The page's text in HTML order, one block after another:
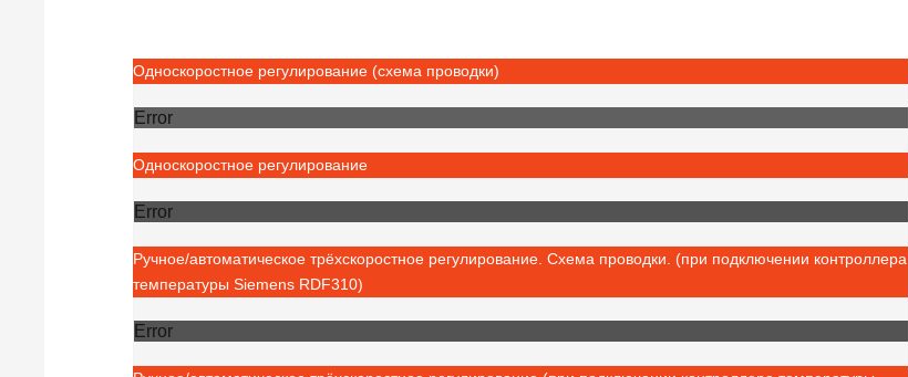
Односкоростное регулирование (схема проводки)
Error
Односкоростное регулирование
Error
Ручное/автоматическое трёхскоростное регулирование. Cхема проводки. (при подключении контроллера
температуры Siemens RDF310)
Error